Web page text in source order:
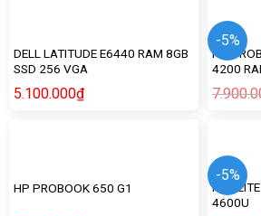
DELL LATITUDE E6440 RAM 8GB
SSD 256 VGA
5.100.000₫
-5%
HP
4200
HP PROBOOK 650 G1
-5%
HP
4600U